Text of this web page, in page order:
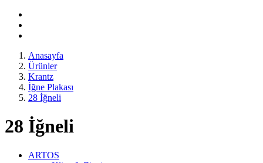
Anasayfa
Ürünler
Krantz
İğne Plakası
28 İğneli
28 İğneli
ARTOS